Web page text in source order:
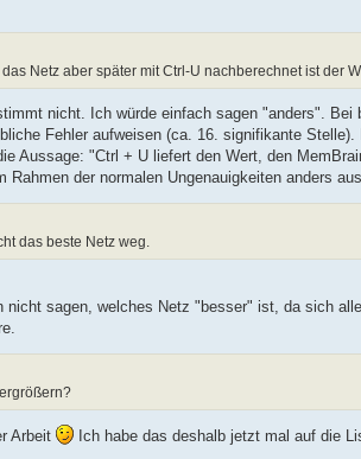
Netz aber später mit Ctrl-U nachberechnet ist der
nicht. Ich würde einfach sagen "anders". Bei
Fehler aufweisen (ca. 16. signifikante
Aussage: "Ctrl + U liefert den Wert, den
der normalen Ungenauigkeiten anders
das beste Netz weg.
sagen, welches Netz "besser" ist, da sich
Arbeit
Ich habe das deshalb jetzt mal auf die